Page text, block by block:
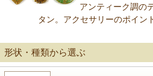
アンティーク調の
タン。アクセサリーのポイン
形状・種類から選ぶ